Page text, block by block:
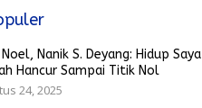
Nanik S. Deyang: Hidup Saya
Hancur Sampai Titik Nol
24, 2025